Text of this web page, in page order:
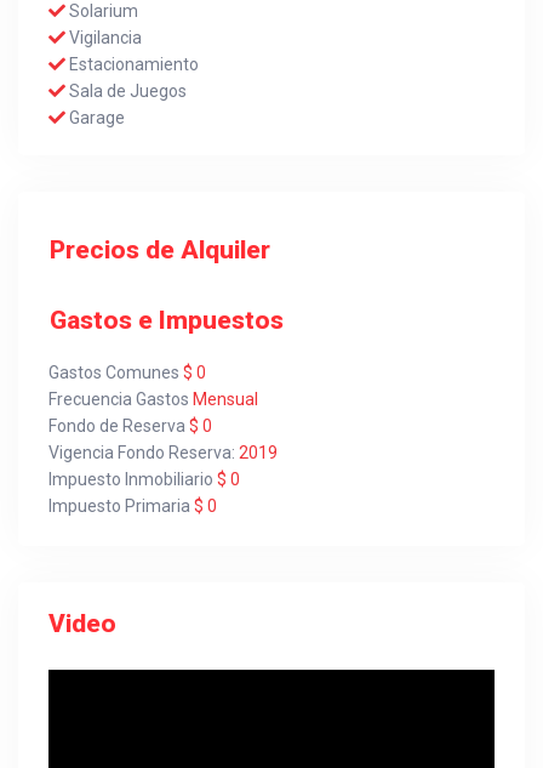
Solarium
Vigilancia
Estacionamiento
Sala de Juegos
Garage
Precios de Alquiler
Gastos e Impuestos
Gastos Comunes $ 0
Frecuencia Gastos Mensual
Fondo de Reserva $ 0
Vigencia Fondo Reserva: 2019
Impuesto Inmobiliario $ 0
Impuesto Primaria $ 0
Video